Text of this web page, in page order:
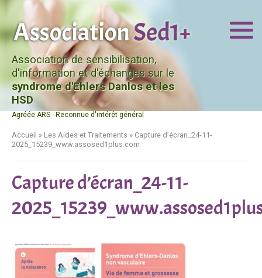
Association de sensibilisation,
d'information et d'échanges sur le
syndrome d'Ehlers Danlos et les
HSD
Agréée ARS - Reconnue d'intérêt général
Accueil » Les Aides et Traitements » Capture d’écran_24-11-
2025_15239_www.assosed1plus.com
Capture d’écran_24-11-